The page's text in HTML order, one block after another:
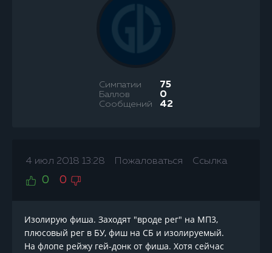
Симпатии 75
Баллов 0
Сообщений 42
4 июл 2018 13:28 Пожаловаться Ссылка
0 0
Изолирую фиша. Заходят "вроде рег" на МП3,
плюсовый рег в БУ, фиш на СБ и изолируемый.
На флопе рейжу гей-донк от фиша. Хотя сейчас